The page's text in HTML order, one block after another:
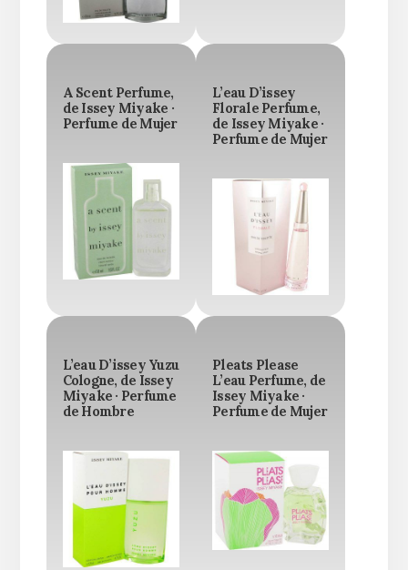
A Scent Perfume,
de Issey Miyake ·
Perfume de Mujer
L’eau D’issey
Florale Perfume,
de Issey Miyake ·
Perfume de Mujer
L’eau D’issey Yuzu
Cologne, de Issey
Miyake · Perfume
de Hombre
Pleats Please
L’eau Perfume, de
Issey Miyake ·
Perfume de Mujer